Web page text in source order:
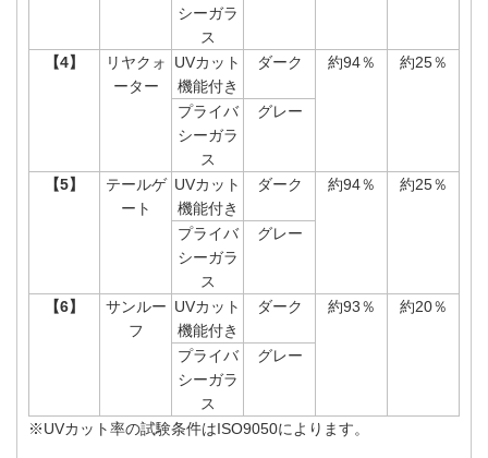
シーガラ
ス
【4】
リヤクォ
ーター
UVカット
機能付き
ダーク 約94％ 約25％
プライバ
シーガラ
ス
グレー
【5】
テールゲ
ート
UVカット
機能付き
ダーク 約94％ 約25％
プライバ
シーガラ
ス
グレー
【6】
サンルー
フ
UVカット
機能付き
ダーク 約93％ 約20％
プライバ
シーガラ
ス
グレー
※UVカット率の試験条件はISO9050によります。